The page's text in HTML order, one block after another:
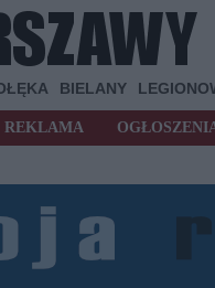
BIELANY
REKLAMA